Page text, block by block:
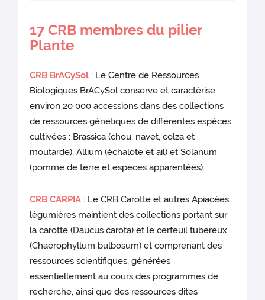
17 CRB membres du pilier
Plante
CRB BrACySol : Le Centre de Ressources
Biologiques BrACySol conserve et caractérise
environ 20 000 accessions dans des collections
de ressources génétiques de différentes espèces
cultivées : Brassica (chou, navet, colza et
moutarde), Allium (échalote et ail) et Solanum
(pomme de terre et espèces apparentées).
CRB CARPIA : Le CRB Carotte et autres Apiacées
légumières maintient des collections portant sur
la carotte (Daucus carota) et le cerfeuil tubéreux
(Chaerophyllum bulbosum) et comprenant des
ressources scientifiques, générées
essentiellement au cours des programmes de
recherche, ainsi que des ressources dites